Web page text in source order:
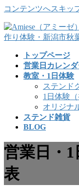
コンテンツへスキッ
トップページ
営業日カレン
教室・1日体験
ステンド
1日体験（
オリジナ
ステンド雑貨
BLOG
営業日・
表